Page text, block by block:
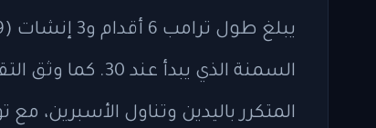
السمنة الذي
المتكرر باليدين وتناول الأسبرين،